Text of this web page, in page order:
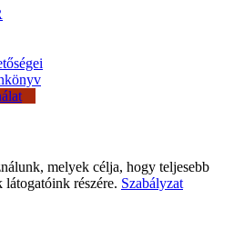
melyek célja, hogy teljesebb
részére. Szabályzat